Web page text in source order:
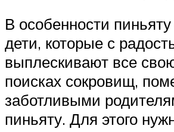
В особенности
дети, которые с
выплескивают все
поисках сокровищ,
заботливыми
пиньяту. Для этого